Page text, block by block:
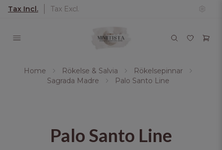
Tax Incl. Tax Excl.
Home Rökelse & Salvia
Rökelsepinnar
Sagrada Madre
Palo Santo Line
Palo Santo Line